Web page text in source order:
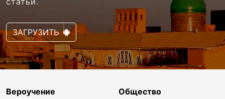
ЗАГРУЗИТЬ
Вероучение
Общество